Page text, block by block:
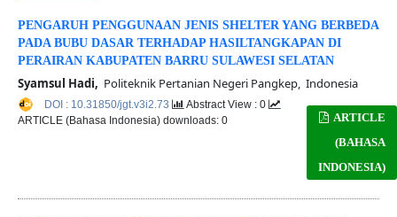
PENGARUH PENGGUNAAN JENIS SHELTER YANG BERBEDA
PADA BUBU DASAR TERHADAP HASILTANGKAPAN DI
PERAIRAN KABUPATEN BARRU SULAWESI SELATAN
Syamsul Hadi, Politeknik Pertanian Negeri Pangkep, Indonesia
ARTICLE
(BAHASA
INDONESIA)
DOI : 10.31850/jgt.v3i2.73
Abstract View : 0
ARTICLE (Bahasa Indonesia) downloads: 0